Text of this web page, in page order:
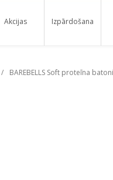
Akcijas Izpārdošana
/ BAREBELLS Soft proteīna